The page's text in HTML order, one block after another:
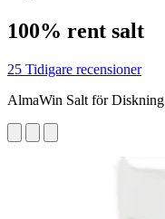
100% rent salt
25 Tidigare recensioner
AlmaWin Salt för Diskning